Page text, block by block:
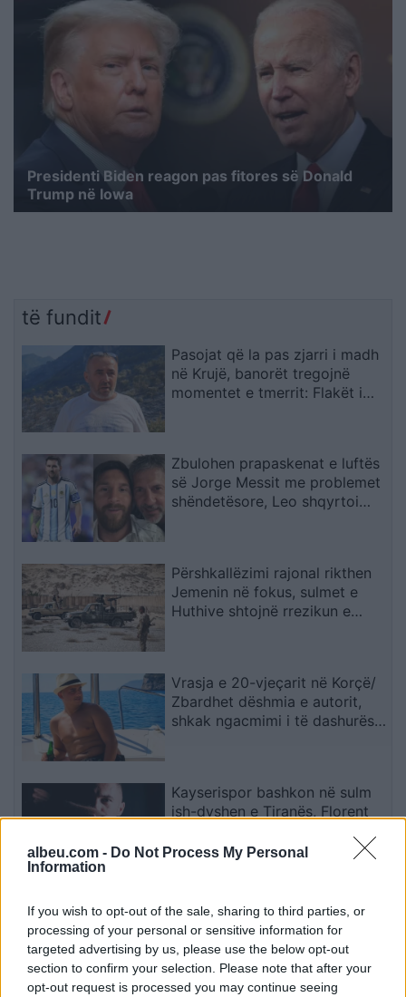
albeu.com - Do Not Process My Personal
Information
If you wish to opt-out of the sale, sharing to third parties, or
processing of your personal or sensitive information for
targeted advertising by us, please use the below opt-out
section to confirm your selection. Please note that after your
opt-out request is processed you may continue seeing
Presidenti Biden reagon pas fitores së Donald
Trump në Iowa
të fundit
Pasojat që la pas zjarri i madh
në Krujë, banorët tregojnë
momentet e tmerrit: Flakët i
Zbulohen prapaskenat e luftës
së Jorge Messit me problemet
shëndetësore, Leo shqyrtoi
Përshkallëzimi rajonal rikthen
Jemenin në fokus, sulmet e
Huthive shtojnë rrezikun e
Vrasja e 20-vjeçarit në Korçë/
Zbardhet dëshmia e autorit,
shkak ngacmimi i të dashurës
Kayserispor bashkon në sulm
ish-dyshen e Tiranës, Florent
magjistralen Gostivar-Kërçovë,
humb jetën një shofer dhe
plagoset rëndë një tjetër